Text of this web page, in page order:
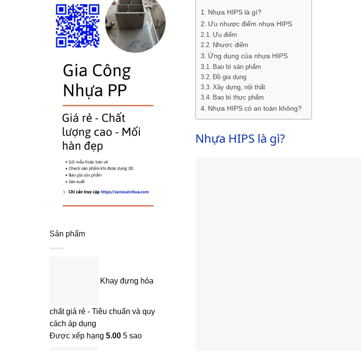
Sản phẩm
Khay đựng hóa
chất giá rẻ - Tiêu chuẩn và quy
cách áp dụng
Được xếp hạng 5.00 5 sao
Nhựa HIPS là gì?
Ưu nhược điểm nhựa HIPS
Ưu điểm
Nhược điểm
Ứng dụng của nhựa HIPS
Bao bì sản phẩm
Đồ gia dụng
Xây dựng, nội thất
Bao bì thực phẩm
Nhựa HIPS có an toàn không?
Nhựa HIPS là gì?